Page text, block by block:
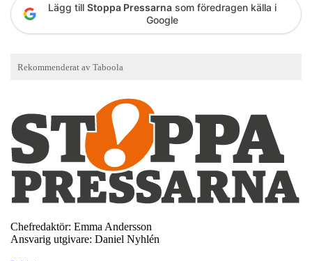
Lägg till Stoppa Pressarna som föredragen källa i
Google
Chefredaktör: Emma Andersson
Ansvarig utgivare: Daniel Nyhlén